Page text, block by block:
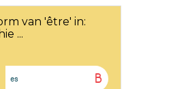
van 'être' in:
...
B
es